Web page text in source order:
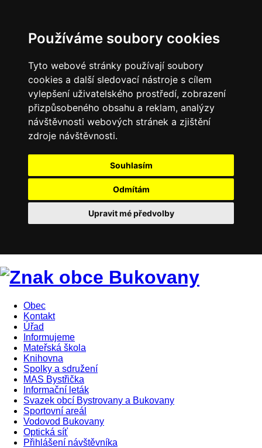
Používáme soubory cookies
Tyto webové stránky používají soubory
cookies a další sledovací nástroje s cílem
vylepšení uživatelského prostředí, zobrazení
přizpůsobeného obsahu a reklam, analýzy
návštěvnosti webových stránek a zjištění
zdroje návštěvnosti.
Souhlasím
Odmítám
Upravit mé předvolby
Obec
Kontakt
Úřad
Informujeme
Mateřská škola
Knihovna
Spolky a sdružení
MAS Bystřička
Informační leták
Svazek obcí Bystrovany a Bukovany
Sportovní areál
Vodovod Bukovany
Optická síť
Přihlášení návštěvníka